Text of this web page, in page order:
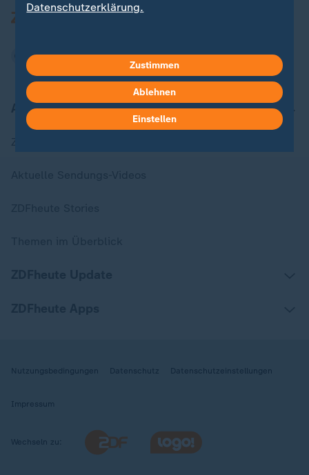
Aktuell bei ZDFheute
Nutzungsbedingungen Datenschutz Datenschutzeinstellungen
Impressum
Wechseln zu:
Datenschutzerklärung.
Zustimmen
Ablehnen
Einstellen